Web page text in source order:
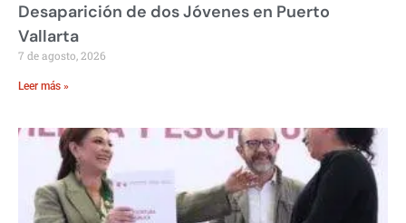
Desaparición de dos Jóvenes en Puerto
Vallarta
7 de agosto, 2026
Leer más »